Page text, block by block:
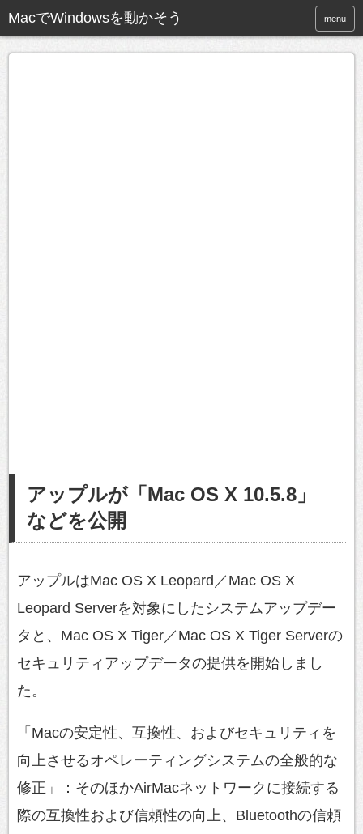
MacでWindowsを動かそう menu
アップルが「Mac OS X 10.5.8」
などを公開
アップルはMac OS X Leopard／Mac OS X
Leopard Serverを対象にしたシステムアップデー
タと、Mac OS X Tiger／Mac OS X Tiger Serverの
セキュリティアップデータの提供を開始しまし
た。
「Macの安定性、互換性、およびセキュリティを
向上させるオペレーティングシステムの全般的な
修正」：そのほかAirMacネットワークに接続する
際の互換性および信頼性の向上、Bluetoothの信頼